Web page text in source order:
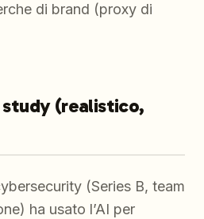
di brand (proxy di
study (realistico,
(Series B, team
ha usato l’AI per